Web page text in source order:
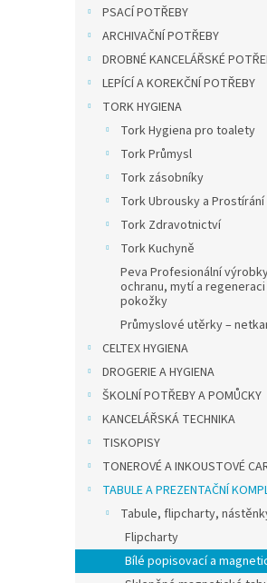
PSACÍ POTŘEBY
ARCHIVAČNÍ POTŘEBY
DROBNÉ KANCELÁŘSKÉ
LEPÍCÍ A KOREKČNÍ POTŘEBY
TORK HYGIENA
Tork Hygiena pro toalety
Tork Průmysl
Tork zásobníky
Tork Ubrousky a Prostírání
Tork Zdravotnictví
Tork Kuchyně
Peva Profesionální
ochranu, mytí a
pokožky
Průmyslové utěrky –
CELTEX HYGIENA
DROGERIE A HYGIENA
ŠKOLNÍ POTŘEBY A POMŮCKY
KANCELÁŘSKÁ TECHNIKA
TISKOPISY
TONEROVÉ A INKOUSTOVÉ
TABULE A PREZENTAČNÍ
Tabule, flipcharty,
Flipcharty
Bílé popisovací a